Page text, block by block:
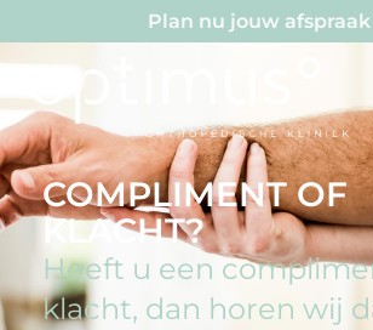
Plan nu jouw
COMPLIMENT OF
KLACHT?
Heeft u een
klacht, dan horen wij